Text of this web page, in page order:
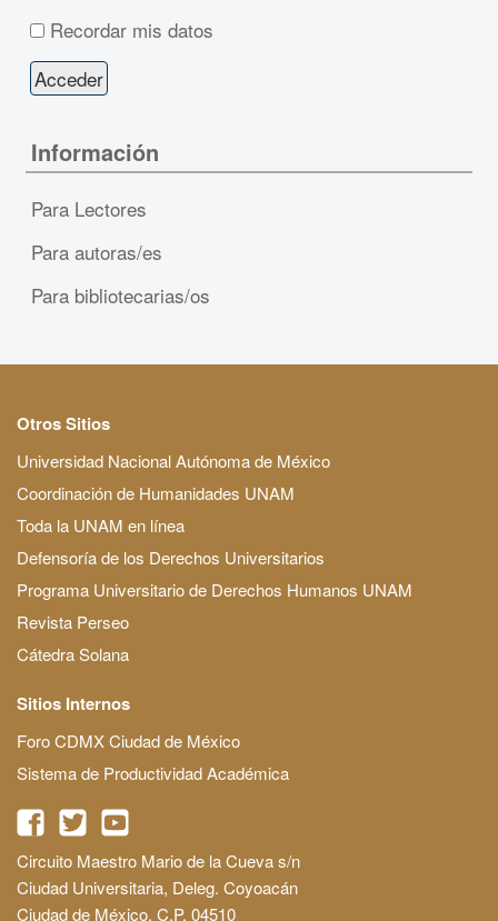
Recordar mis datos
Información
Para Lectores
Para autoras/es
Para bibliotecarias/os
Otros Sitios
Universidad Nacional Autónoma de México
Coordinación de Humanidades UNAM
Toda la UNAM en línea
Defensoría de los Derechos Universitarios
Programa Universitario de Derechos Humanos UNAM
Revista Perseo
Cátedra Solana
Sitios Internos
Foro CDMX Ciudad de México
Sistema de Productividad Académica
Circuito Maestro Mario de la Cueva s/n
Ciudad Universitaria, Deleg. Coyoacán
Ciudad de México, C.P. 04510